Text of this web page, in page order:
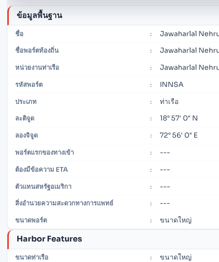
ข้อมูลพื้นฐาน
ชื่อ : Jawaharlal
ชื่อพอร์ตท้องถิ่น : Jawaharlal
หน่วยงานท่าเรือ : Jawaharlal
รหัสพอร์ต : INNSA
ประเภท : ท่าเรือ
ละติจูด : 18° 57' 0" N
ลองจิจูด : 72° 56' 0" E
พอร์ตแรกของทางเข้า : ---
ต้องมีข้อความ ETA : ---
ตัวแทนสหรัฐอเมริกา : ---
สิ่งอำนวยความสะดวกทางการแพทย์ : ---
ขนาดพอร์ต : ขนาดใหญ่
Harbor Features
ขนาดท่าเรือ : ขนาดใหญ่